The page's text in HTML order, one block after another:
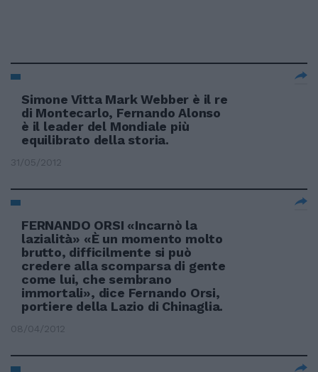
Simone Vitta Mark Webber è il re
di Montecarlo, Fernando Alonso
è il leader del Mondiale più
equilibrato della storia.
31/05/2012
FERNANDO ORSI «Incarnò la
lazialità» «È un momento molto
brutto, difficilmente si può
credere alla scomparsa di gente
come lui, che sembrano
immortali», dice Fernando Orsi,
portiere della Lazio di Chinaglia.
08/04/2012